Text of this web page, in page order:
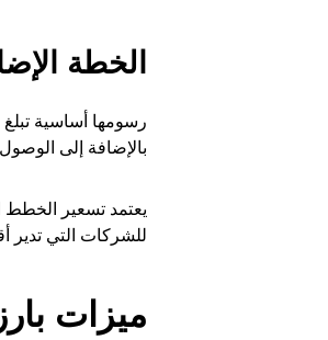
الخطة
بالإضافة إلى
يعتمد تسعير الخطط
للشركات التي تدير أقل من 25 موظفًا، كما تنخفض قيمة اشتراك
ميزات